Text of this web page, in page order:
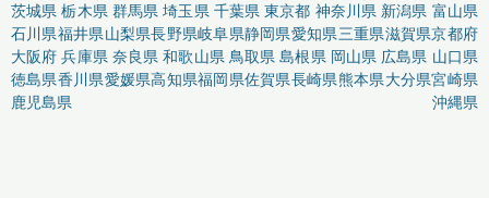
茨城県 栃木県 群馬県 埼玉県 千葉県 東京都 神奈川県 新潟県 富山県
石川県福井県山梨県長野県岐阜県静岡県愛知県三重県滋賀県京都府
大阪府 兵庫県 奈良県 和歌山県 鳥取県 島根県 岡山県 広島県 山口県
徳島県香川県愛媛県高知県福岡県佐賀県長崎県熊本県大分県宮崎県
鹿児島県
沖縄県